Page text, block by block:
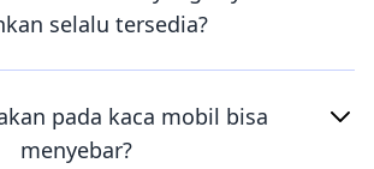
selalu tersedia?
pada kaca mobil bisa
menyebar?